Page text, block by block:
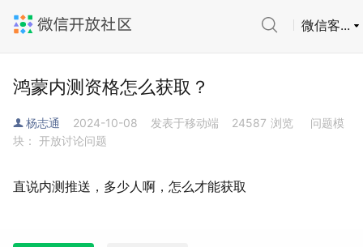
微信客...
鸿蒙内测资格怎么获取？
杨志通 2024-10-08 发表于移动端 24587 浏览
问题模
块： 开放讨论问题
直说内测推送，多少人啊，怎么才能获取